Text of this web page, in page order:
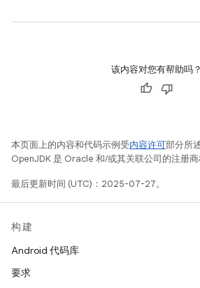
该内容对您有帮助吗？
本页面上的内容和代码示例受内容许可部分所
OpenJDK 是 Oracle 和/或其关联公司的注册商
最后更新时间 (UTC)：2025-07-27。
构建
Android 代码库
要求